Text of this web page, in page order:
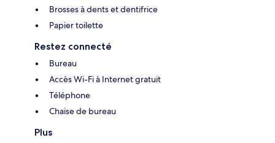
Brosses à dents et dentifrice
Papier toilette
Restez connecté
Bureau
Accès Wi-Fi à Internet gratuit
Téléphone
Chaise de bureau
Plus